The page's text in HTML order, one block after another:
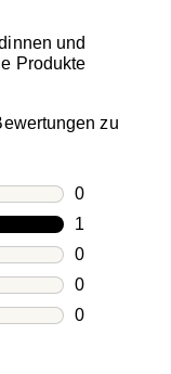
und
Produkte
zu
0
0
1
1
0
0
0
0
0